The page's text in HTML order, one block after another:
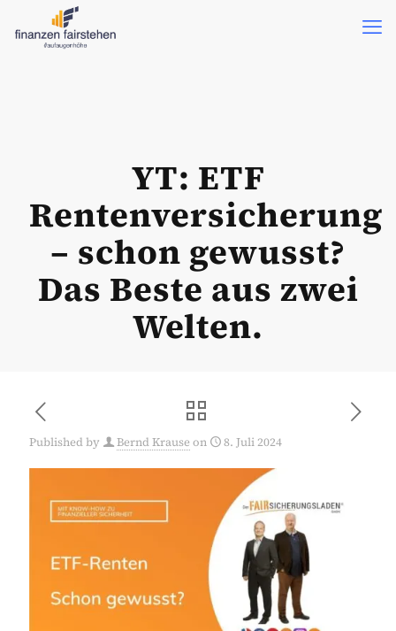
YT: ETF
Rentenversicherung
– schon gewusst?
Das Beste aus zwei
Welten.
Published by Bernd Krause on 8. Juli 2024